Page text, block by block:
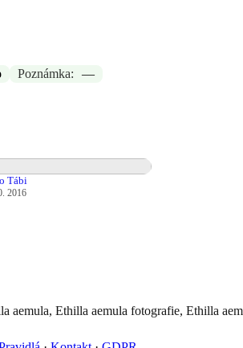
14:53
Poznámka: —
Tábi
2016
aemula, Ethilla aemula fotografie, Ethilla